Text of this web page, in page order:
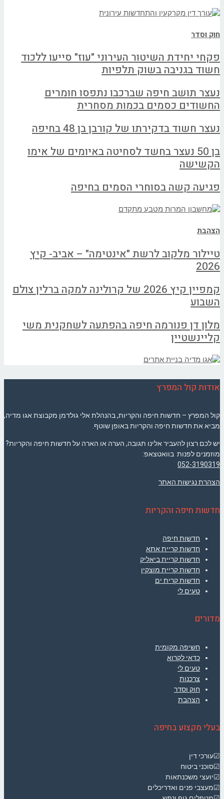
חוק וסדר
פקחי יחידת השיטור העירוני "עוז" סייעו ללכוד
חשוד בגניבה בשוק תלפיות
נעצר תושב חיפה שברכבו נתפסו חומרים
החשודים כסמים בכמות מסחרית
נעצר חשוד בדקירתו של קורבן בן 48 בחיפה
בן 50 נעצר בחשד לסחיטה באיומים של אימו
הקשישה
פגיעה קשה בסוחרי הסמים בחיפה
הצהבת
טיילור מלקוב לרשת "אינטימה" – אביב- קיץ
2026
קמפיין קיץ 2026 של קרולינה למקה ברלין צולם
השבוע
מלון דן פנורמה חיפה בהפתעה לשחקנית משי
קליינשטיין
אודות קול המפרץ
קול המפרץ – חדשות חיפה והקריות, בהנהלת אלי גולדמן מקבוצת אגו מדיה,
מביא את חדשות חיפה והקריות באופן שוטף.
יש לכם רצון להעביר אלינו תגובה, הערה או הארה על חדשות חיפה והקריות?
מוזמנים לפנות בוואטצאפ:
052-3190319
הצהרת נגישות האתר
חדשות חיפה והקריות
חדשות חיפה
חדשות קריית אתא
חדשות קריית ביאליק
חדשות קריית מוצקין
חדשות קרית ים
טעים לי
מדורים
חשיפה מקומית
כדאי לקרוא
טעים לי
צרכנות
חוק וסדר
הצהבת
בעלי מקצוע בחיפה
☑עורכי דין
☑סוכני ביטוח
☑יועצי משכנתאות
☑מעצבי פנים ואדריכלים